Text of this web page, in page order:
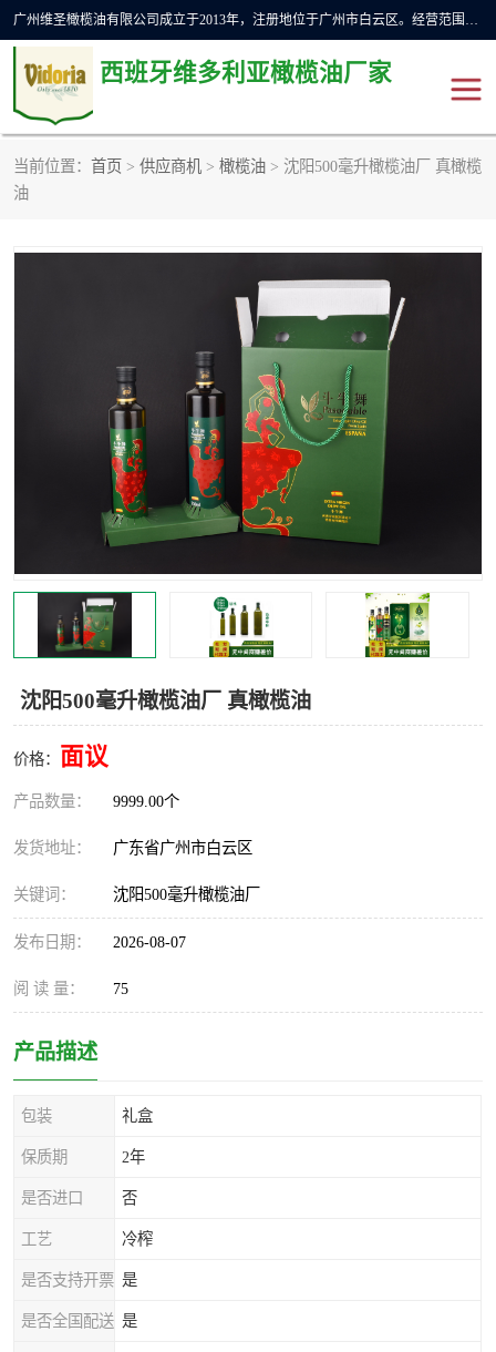
广州维圣橄榄油有限公司成立于2013年，注册地位于广州市白云区。经营范围包括饲料原料销售;畜牧渔业饲料销售;化妆品批发;贸易经纪;食品进出口等，主要产品有：橄榄果渣油，橄榄油，纯橄榄油等。
西班牙维多利亚橄榄油厂家
当前位置： 首页 > 供应商机 > 橄榄油 > 沈阳500毫升橄榄油厂 真橄榄
油
沈阳500毫升橄榄油厂 真橄榄油
价格： 面议
产品数量： 9999.00个
发货地址： 广东省广州市白云区
关键词： 沈阳500毫升橄榄油厂
发布日期： 2026-08-07
阅 读 量： 75
产品描述
包装 礼盒
保质期 2年
是否进口 否
工艺 冷榨
是否支持开票 是
是否全国配送 是